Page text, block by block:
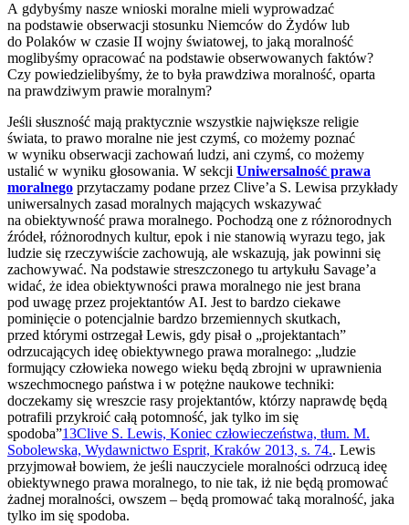
A gdybyśmy nasze wnioski moralne mieli wyprowadzać
na podstawie obserwacji stosunku Niemców do Żydów lub
do Polaków w czasie II wojny światowej, to jaką moralność
moglibyśmy opracować na podstawie obserwowanych faktów?
Czy powiedzielibyśmy, że to była prawdziwa moralność, oparta
na prawdziwym prawie moralnym?
Jeśli słuszność mają praktycznie wszystkie największe religie
świata, to prawo moralne nie jest czymś, co możemy poznać
w wyniku obserwacji zachowań ludzi, ani czymś, co możemy
ustalić w wyniku głosowania. W sekcji Uniwersalność prawa
moralnego przytaczamy podane przez Clive’a S. Lewisa przykłady
uniwersalnych zasad moralnych mających wskazywać
na obiektywność prawa moralnego. Pochodzą one z różnorodnych
źródeł, różnorodnych kultur, epok i nie stanowią wyrazu tego, jak
ludzie się rzeczywiście zachowują, ale wskazują, jak powinni się
zachowywać. Na podstawie streszczonego tu artykułu Savage’a
widać, że idea obiektywności prawa moralnego nie jest brana
pod uwagę przez projektantów AI. Jest to bardzo ciekawe
pominięcie o potencjalnie bardzo brzemiennych skutkach,
przed którymi ostrzegał Lewis, gdy pisał o „projektantach”
odrzucających ideę obiektywnego prawa moralnego: „ludzie
formujący człowieka nowego wieku będą zbrojni w uprawnienia
wszechmocnego państwa i w potężne naukowe techniki:
doczekamy się wreszcie rasy projektantów, którzy naprawdę będą
potrafili przykroić całą potomność, jak tylko im się
spodoba”13Clive S. Lewis, Koniec człowieczeństwa, tłum. M.
Sobolewska, Wydawnictwo Esprit, Kraków 2013, s. 74.. Lewis
przyjmował bowiem, że jeśli nauczyciele moralności odrzucą ideę
obiektywnego prawa moralnego, to nie tak, iż nie będą promować
żadnej moralności, owszem – będą promować taką moralność, jaka
tylko im się spodoba.